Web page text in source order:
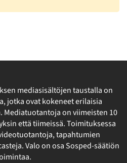
mediasisältöjen taustalla on
jotka ovat kokeneet erilaisia
Mediatuotantoja on viimeisten 10
että tiimeissä. Toimituksessa
tapahtumien
Valo on osa Sosped-säätiön